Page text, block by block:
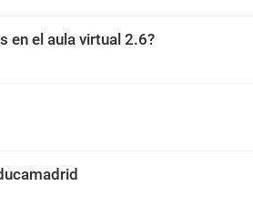
en el aula virtual 2.6?